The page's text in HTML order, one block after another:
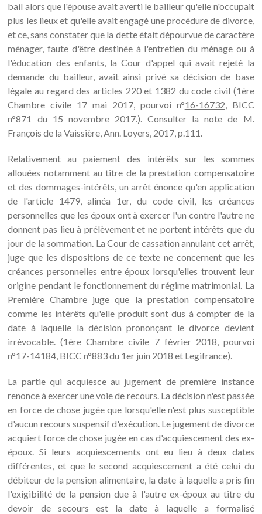
bail alors que l'épouse avait averti le bailleur qu'elle n'occupait
plus les lieux et qu'elle avait engagé une procédure de divorce,
et ce, sans constater que la dette était dépourvue de caractère
ménager, faute d'être destinée à l'entretien du ménage ou à
l'éducation des enfants, la Cour d'appel qui avait rejeté la
demande du bailleur, avait ainsi privé sa décision de base
légale au regard des articles 220 et 1382 du code civil (1ère
Chambre civile 17 mai 2017, pourvoi n°16-16732, BICC
n°871 du 15 novembre 2017.). Consulter la note de M.
François de la Vaissière, Ann. Loyers, 2017, p.111.
Relativement au paiement des intérêts sur les sommes
allouées notamment au titre de la prestation compensatoire
et des dommages-intérêts, un arrêt énonce qu'en application
de l'article 1479, alinéa 1er, du code civil, les créances
personnelles que les époux ont à exercer l'un contre l'autre ne
donnent pas lieu à prélèvement et ne portent intérêts que du
jour de la sommation. La Cour de cassation annulant cet arrêt,
juge que les dispositions de ce texte ne concernent que les
créances personnelles entre époux lorsqu'elles trouvent leur
origine pendant le fonctionnement du régime matrimonial. La
Première Chambre juge que la prestation compensatoire
comme les intérêts qu'elle produit sont dus à compter de la
date à laquelle la décision prononçant le divorce devient
irrévocable. (1ère Chambre civile 7 février 2018, pourvoi
n°17-14184, BICC n°883 du 1er juin 2018 et Legifrance).
La partie qui acquiesceau jugement de première instance
renonce à exercer une voie de recours. La décision n'est passée
en force de chose jugéeque lorsqu'elle n'est plus susceptible
d'aucun recours suspensif d'exécution. Le jugement de divorce
acquiert force de chose jugée en cas d'acquiescement des ex-
époux. Si leurs acquiescements ont eu lieu à deux dates
différentes, et que le second acquiescement a été celui du
débiteur de la pension alimentaire, la date à laquelle a pris fin
l'exigibilité de la pension due à l'autre ex-époux au titre du
devoir de secours est la date à laquelle a formalisé